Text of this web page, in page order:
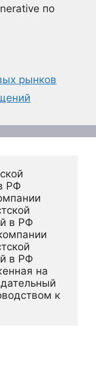
по
рынков
РФ
в РФ
в РФ
на
к